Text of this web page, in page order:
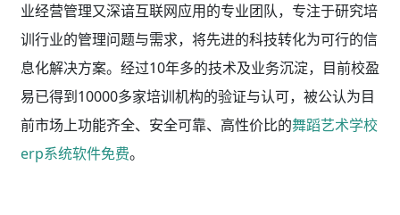
业经营管理又深谙互联网应用的专业团队，专注于研究培
训行业的管理问题与需求，将先进的科技转化为可行的信
息化解决方案。经过10年多的技术及业务沉淀，目前校盈
易已得到10000多家培训机构的验证与认可，被公认为目
前市场上功能齐全、安全可靠、高性价比的舞蹈艺术学校
erp系统软件免费。